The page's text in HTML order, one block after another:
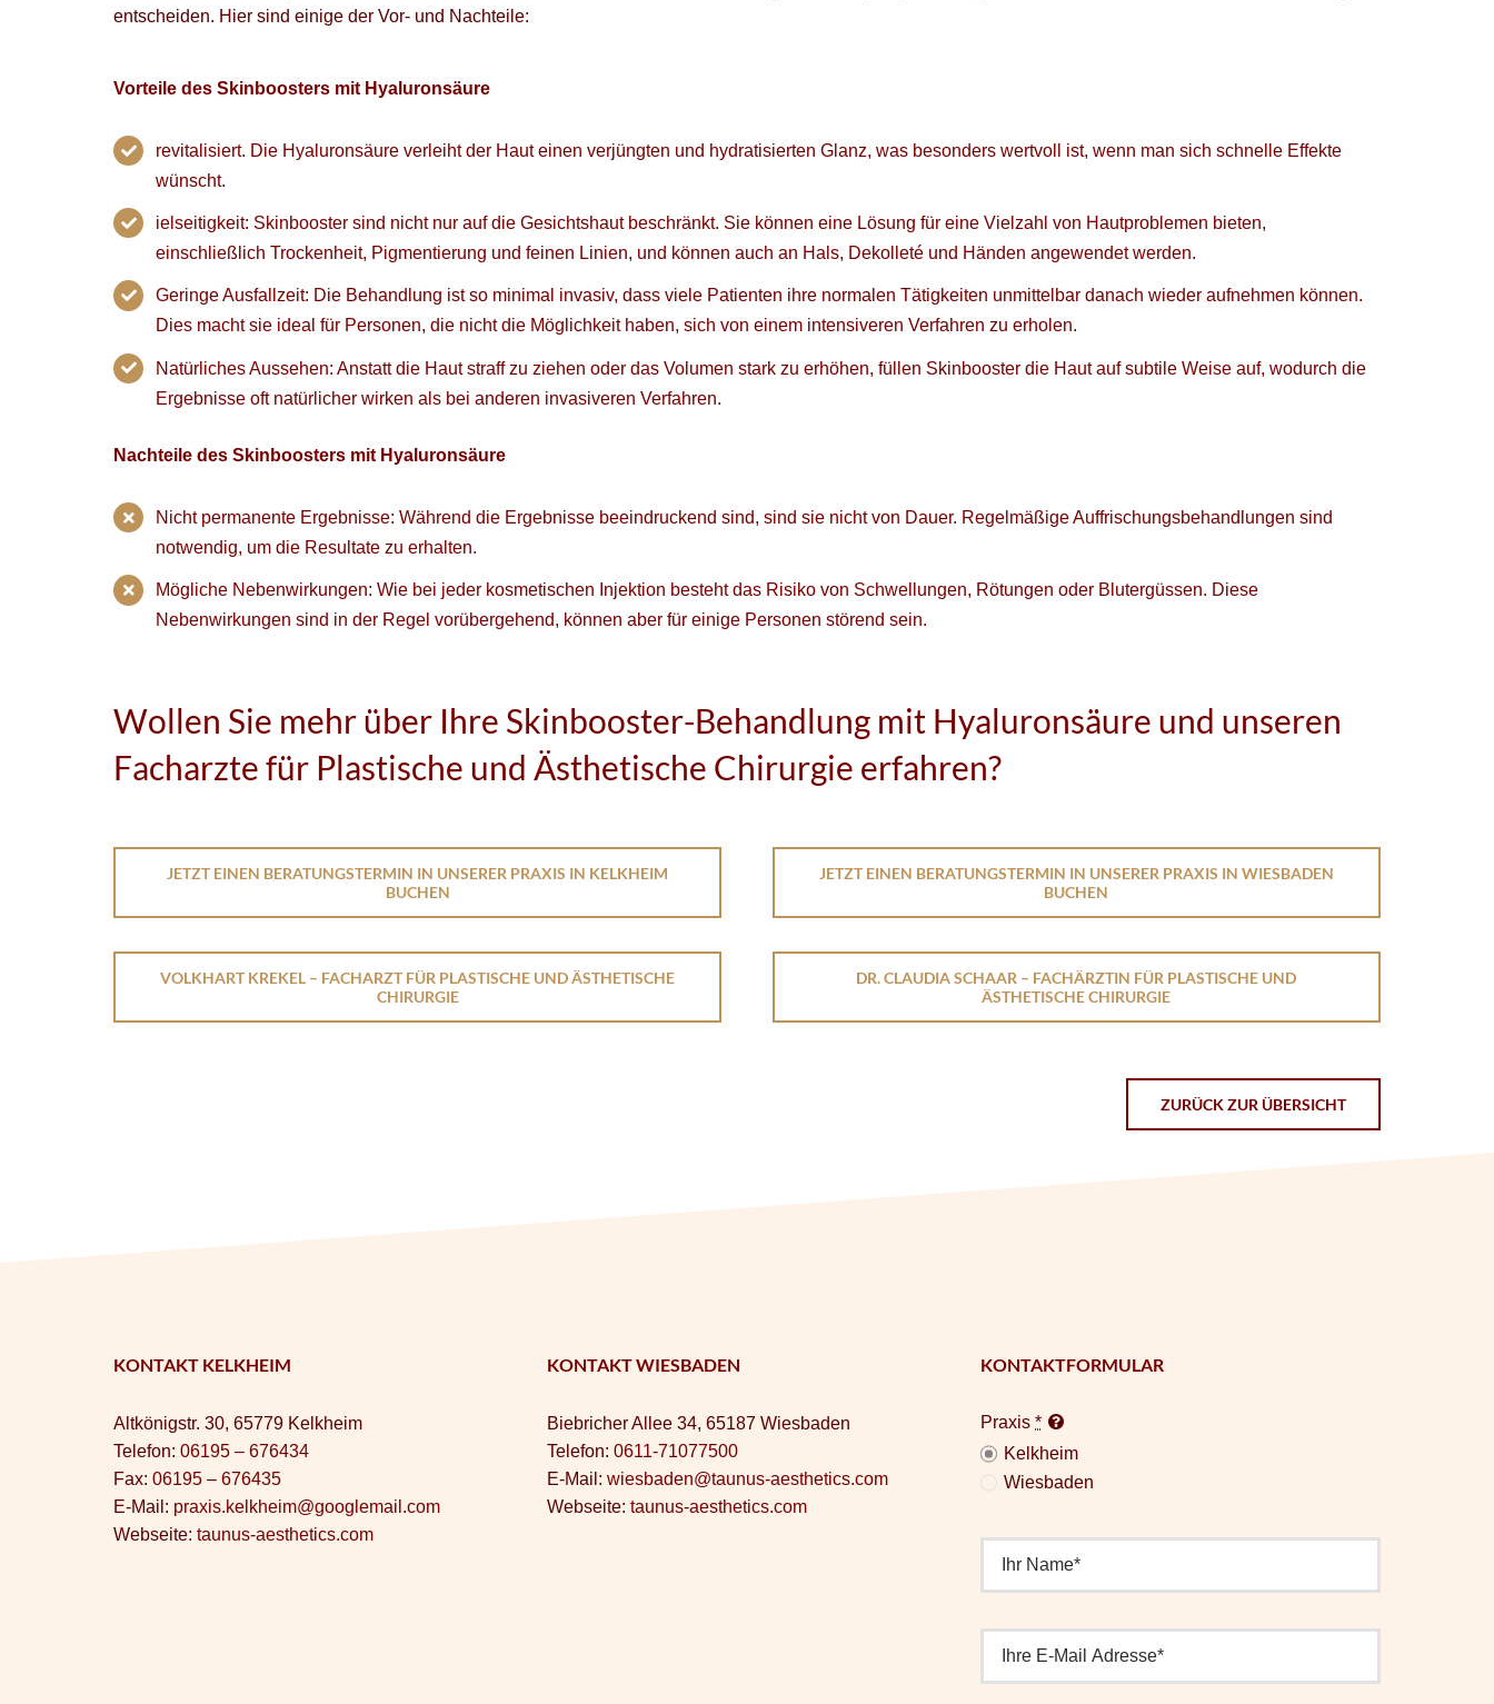
entscheiden. Hier sind einige der Vor- und Nachteile:
Vorteile des Skinboosters mit Hyaluronsäure
revitalisiert. Die Hyaluronsäure verleiht der Haut einen verjüngten und hydratisierten Glanz, was besonders wertvoll ist, wenn man sich schnelle Effekte
wünscht.
ielseitigkeit: Skinbooster sind nicht nur auf die Gesichtshaut beschränkt. Sie können eine Lösung für eine Vielzahl von Hautproblemen bieten,
einschließlich Trockenheit, Pigmentierung und feinen Linien, und können auch an Hals, Dekolleté und Händen angewendet werden.
Geringe Ausfallzeit: Die Behandlung ist so minimal invasiv, dass viele Patienten ihre normalen Tätigkeiten unmittelbar danach wieder aufnehmen können.
Dies macht sie ideal für Personen, die nicht die Möglichkeit haben, sich von einem intensiveren Verfahren zu erholen.
Natürliches Aussehen: Anstatt die Haut straff zu ziehen oder das Volumen stark zu erhöhen, füllen Skinbooster die Haut auf subtile Weise auf, wodurch die
Ergebnisse oft natürlicher wirken als bei anderen invasiveren Verfahren.
Nachteile des Skinboosters mit Hyaluronsäure
Nicht permanente Ergebnisse: Während die Ergebnisse beeindruckend sind, sind sie nicht von Dauer. Regelmäßige Auffrischungsbehandlungen sind
notwendig, um die Resultate zu erhalten.
Mögliche Nebenwirkungen: Wie bei jeder kosmetischen Injektion besteht das Risiko von Schwellungen, Rötungen oder Blutergüssen. Diese
Nebenwirkungen sind in der Regel vorübergehend, können aber für einige Personen störend sein.
Wollen Sie mehr über Ihre Skinbooster-Behandlung mit Hyaluronsäure und unseren
Facharzte für Plastische und Ästhetische Chirurgie erfahren?
JETZT EINEN BERATUNGSTERMIN IN UNSERER PRAXIS IN KELKHEIM
BUCHEN
VOLKHART KREKEL – FACHARZT FÜR PLASTISCHE UND ÄSTHETISCHE
CHIRURGIE
JETZT EINEN BERATUNGSTERMIN IN UNSERER PRAXIS IN WIESBADEN
BUCHEN
DR. CLAUDIA SCHAAR – FACHÄRZTIN FÜR PLASTISCHE UND
ÄSTHETISCHE CHIRURGIE
ZURÜCK ZUR ÜBERSICHT
KONTAKT KELKHEIM
Altkönigstr. 30, 65779 Kelkheim
Telefon: 06195 – 676434
Fax: 06195 – 676435
E-Mail: praxis.kelkheim@googlemail.com
Webseite: taunus-aesthetics.com
KONTAKT WIESBADEN
Biebricher Allee 34, 65187 Wiesbaden
Telefon: 0611-71077500
E-Mail: wiesbaden@taunus-aesthetics.com
Webseite: taunus-aesthetics.com
KONTAKTFORMULAR
Praxis *
Kelkheim
Wiesbaden